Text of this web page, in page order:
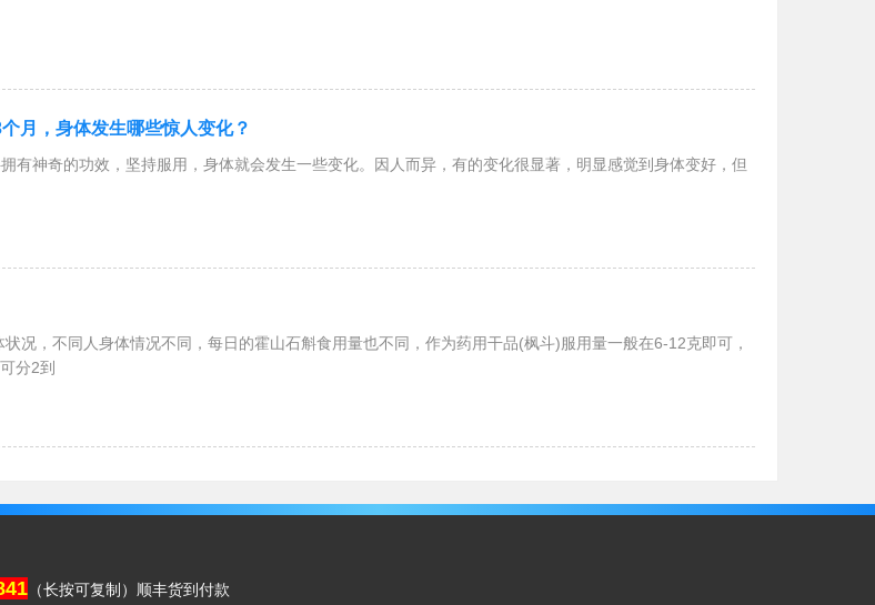
月，身体发生哪些惊人变化？
有神奇的功效，坚持服用，身体就会发生一些变化。因人而异，有的变化很显著，明显感觉到身体变好，但
况，不同人身体情况不同，每日的霍山石斛食用量也不同，作为药用干品(枫斗)服用量一般在6-12克即可，
分2到
（长按可复制）顺丰货到付款